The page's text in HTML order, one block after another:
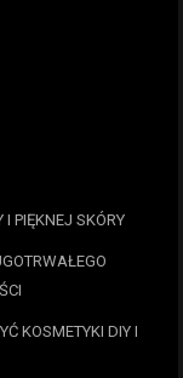
I PIĘKNEJ SKÓRY
KOSMETYKI DIY I